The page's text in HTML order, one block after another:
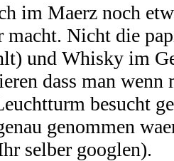
im Maerz noch
macht. Nicht die
und Whisky im
dass man
besucht
genommen
selber googlen).